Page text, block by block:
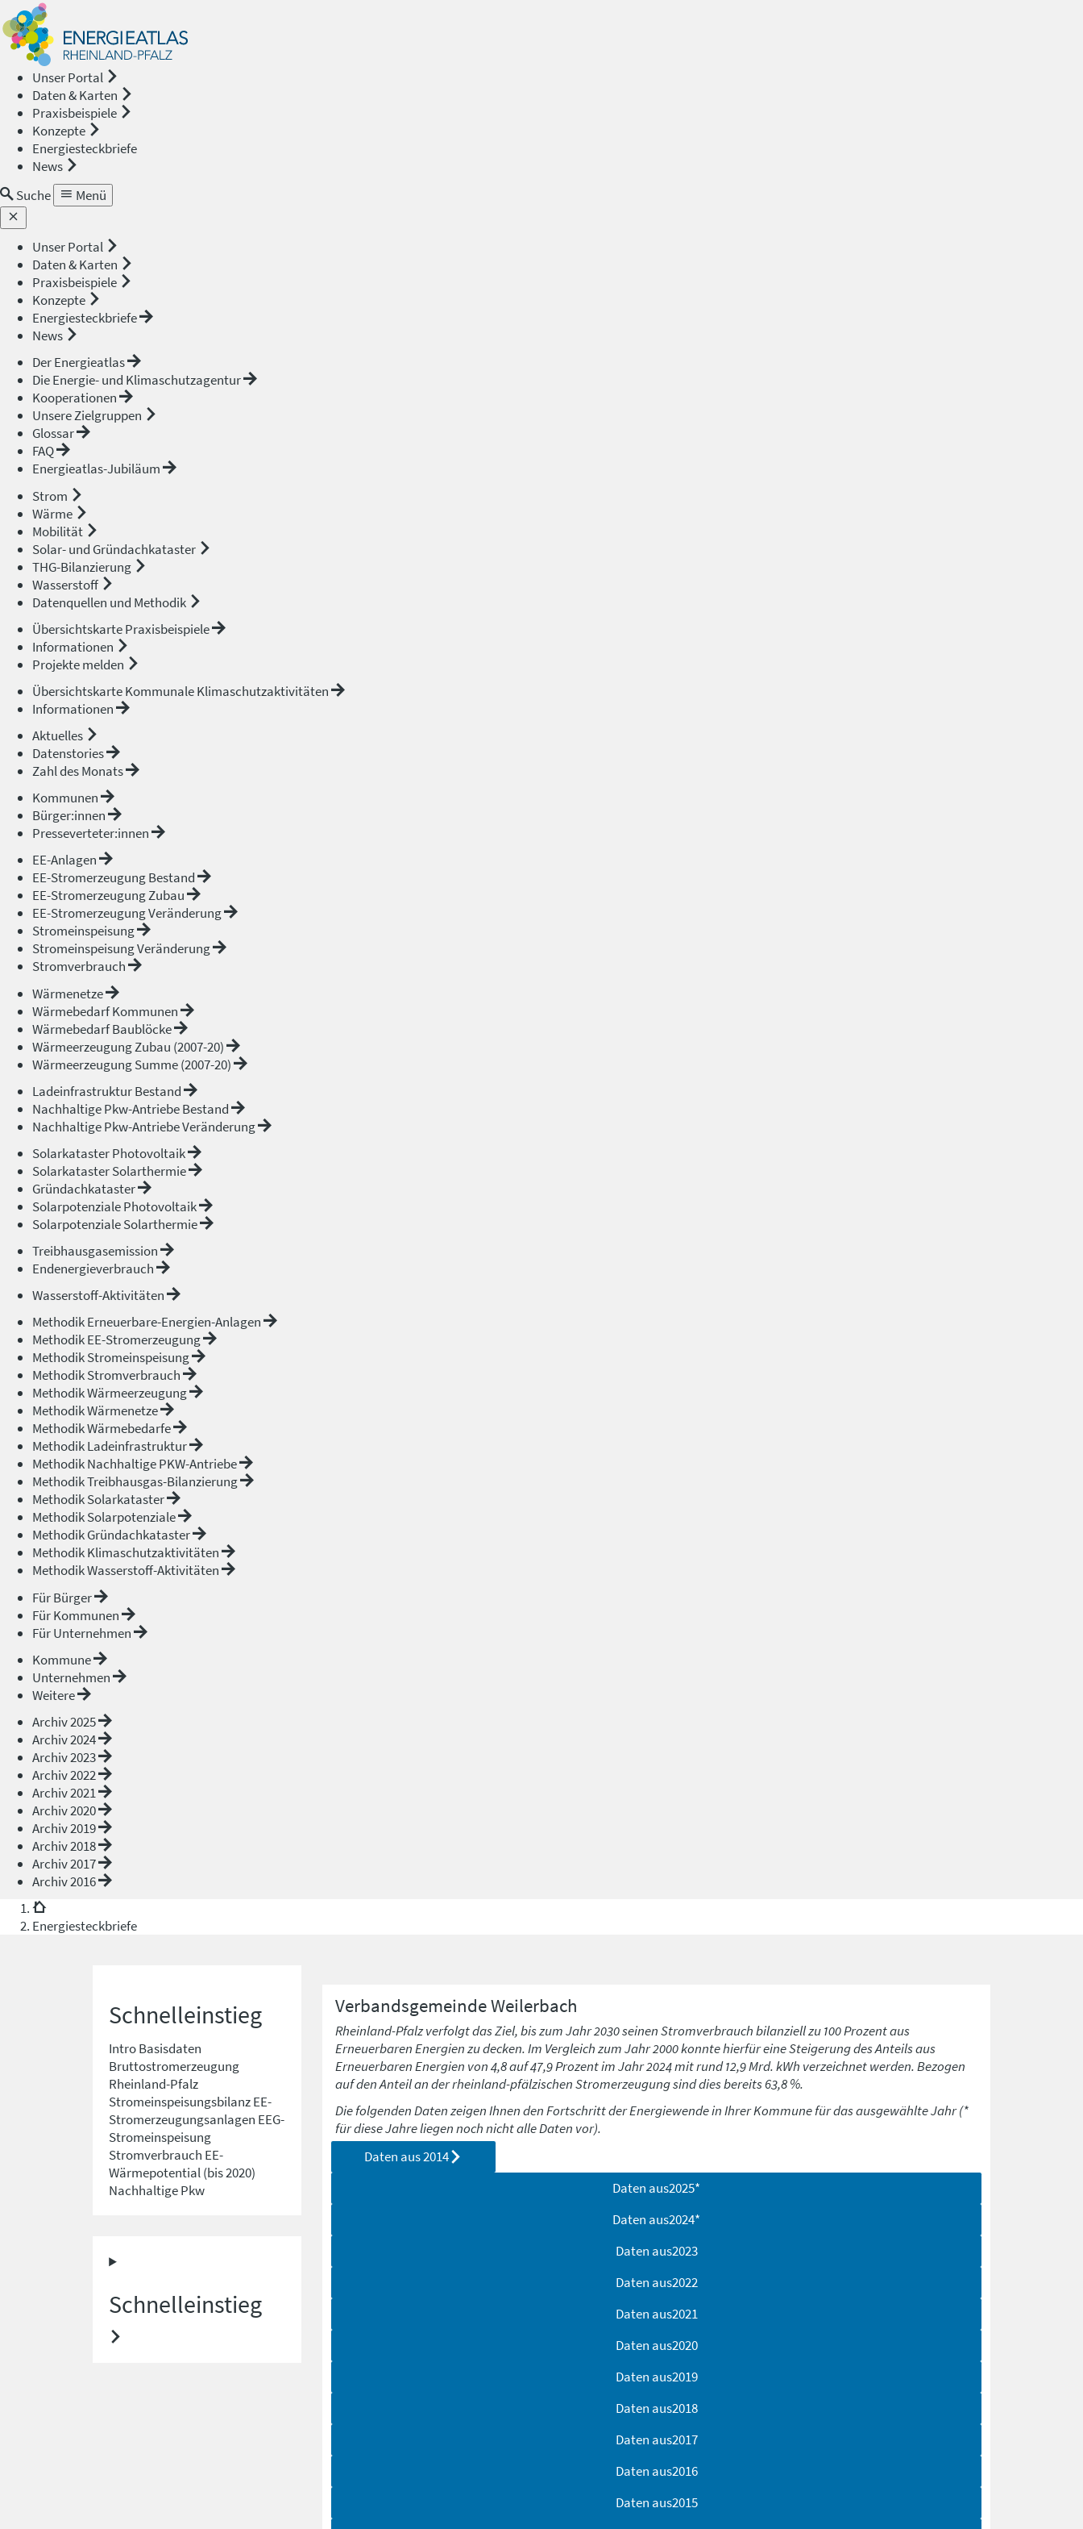
Unser Portal
Daten & Karten
Praxisbeispiele
Konzepte
Energiesteckbriefe
News
Suche
Menü
Unser Portal
Daten & Karten
Praxisbeispiele
Konzepte
Energiesteckbriefe
News
Der Energieatlas
Die Energie- und Klimaschutzagentur
Kooperationen
Unsere Zielgruppen
Glossar
FAQ
Energieatlas-Jubiläum
Strom
Wärme
Mobilität
Solar- und Gründachkataster
THG-Bilanzierung
Wasserstoff
Datenquellen und Methodik
Übersichtskarte Praxisbeispiele
Informationen
Projekte melden
Übersichtskarte Kommunale Klimaschutzaktivitäten
Informationen
Aktuelles
Datenstories
Zahl des Monats
Kommunen
Bürger:innen
Presseverteter:innen
EE-Anlagen
EE-Stromerzeugung Bestand
EE-Stromerzeugung Zubau
EE-Stromerzeugung Veränderung
Stromeinspeisung
Stromeinspeisung Veränderung
Stromverbrauch
Wärmenetze
Wärmebedarf Kommunen
Wärmebedarf Baublöcke
Wärmeerzeugung Zubau (2007-20)
Wärmeerzeugung Summe (2007-20)
Ladeinfrastruktur Bestand
Nachhaltige Pkw-Antriebe Bestand
Nachhaltige Pkw-Antriebe Veränderung
Solarkataster Photovoltaik
Solarkataster Solarthermie
Gründachkataster
Solarpotenziale Photovoltaik
Solarpotenziale Solarthermie
Treibhausgasemission
Endenergieverbrauch
Wasserstoff-Aktivitäten
Methodik Erneuerbare-Energien-Anlagen
Methodik EE-Stromerzeugung
Methodik Stromeinspeisung
Methodik Stromverbrauch
Methodik Wärmeerzeugung
Methodik Wärmenetze
Methodik Wärmebedarfe
Methodik Ladeinfrastruktur
Methodik Nachhaltige PKW-Antriebe
Methodik Treibhausgas-Bilanzierung
Methodik Solarkataster
Methodik Solarpotenziale
Methodik Gründachkataster
Methodik Klimaschutzaktivitäten
Methodik Wasserstoff-Aktivitäten
Für Bürger
Für Kommunen
Für Unternehmen
Kommune
Unternehmen
Weitere
Archiv 2025
Archiv 2024
Archiv 2023
Archiv 2022
Archiv 2021
Archiv 2020
Archiv 2019
Archiv 2018
Archiv 2017
Archiv 2016
Energiesteckbriefe
Schnelleinstieg
IntroBasisdaten
Bruttostromerzeugung
Rheinland-Pfalz
StromeinspeisungsbilanzEE-
Stromerzeugungsanlagen EEG-
Stromeinspeisung
Stromverbrauch EE-
Wärmepotential (bis 2020)
Nachhaltige Pkw
Schnelleinstieg
VerbandsgemeindeWeilerbach
Rheinland-Pfalz verfolgt das Ziel, bis zum Jahr 2030 seinen Stromverbrauch bilanziell zu 100 Prozent aus
Erneuerbaren Energien zu decken. Im Vergleich zum Jahr 2000 konnte hierfür eine Steigerung des Anteils aus
Erneuerbaren Energien von 4,8 auf 47,9 Prozent im Jahr 2024 mit rund 12,9 Mrd. kWh verzeichnet werden. Bezogen
auf den Anteil an der rheinland-pfälzischen Stromerzeugung sind dies bereits 63,8 %.
Die folgenden Daten zeigen Ihnen den Fortschritt der Energiewende in Ihrer Kommune für das ausgewählte Jahr (*
für diese Jahre liegen noch nicht alle Daten vor).
Daten aus2014
Daten aus2025*
Daten aus2024*
Daten aus2023
Daten aus2022
Daten aus2021
Daten aus2020
Daten aus2019
Daten aus2018
Daten aus2017
Daten aus2016
Daten aus2015